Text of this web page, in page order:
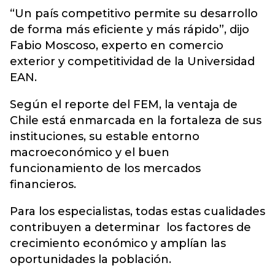
“Un país competitivo permite su desarrollo
de forma más eficiente y más rápido”, dijo
Fabio Moscoso, experto en comercio
exterior y competitividad de la Universidad
EAN.
Según el reporte del FEM, la ventaja de
Chile está enmarcada en la fortaleza de sus
instituciones, su estable entorno
macroeconómico y el buen
funcionamiento de los mercados
financieros.
Para los especialistas, todas estas cualidades
contribuyen a determinar los factores de
crecimiento económico y amplían las
oportunidades la población.